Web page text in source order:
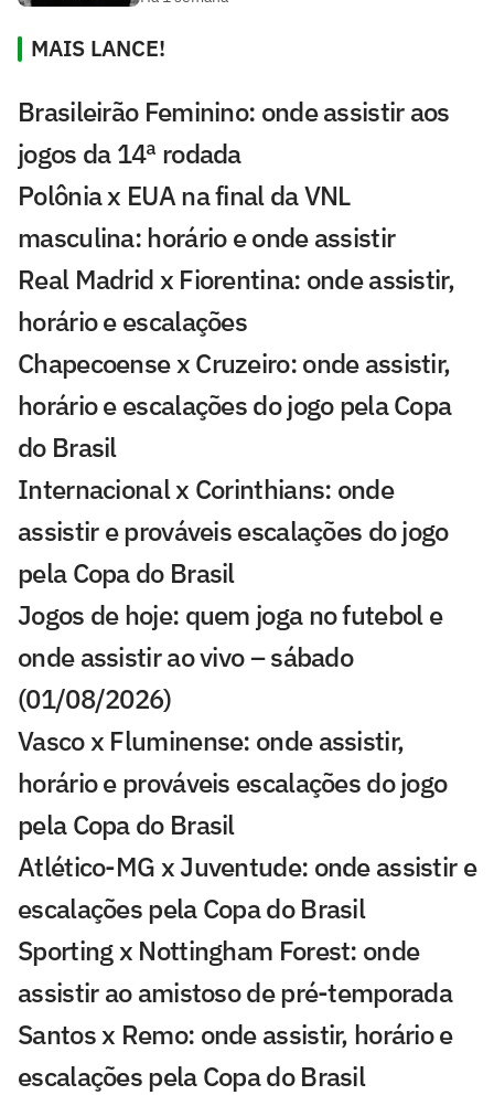
MAIS LANCE!
Brasileirão Feminino: onde assistir aos
jogos da 14ª rodada
Polônia x EUA na final da VNL
masculina: horário e onde assistir
Real Madrid x Fiorentina: onde assistir,
horário e escalações
Chapecoense x Cruzeiro: onde assistir,
horário e escalações do jogo pela Copa
do Brasil
Internacional x Corinthians: onde
assistir e prováveis escalações do jogo
pela Copa do Brasil
Jogos de hoje: quem joga no futebol e
onde assistir ao vivo – sábado
(01/08/2026)
Vasco x Fluminense: onde assistir,
horário e prováveis escalações do jogo
pela Copa do Brasil
Atlético-MG x Juventude: onde assistir e
escalações pela Copa do Brasil
Sporting x Nottingham Forest: onde
assistir ao amistoso de pré-temporada
Santos x Remo: onde assistir, horário e
escalações pela Copa do Brasil